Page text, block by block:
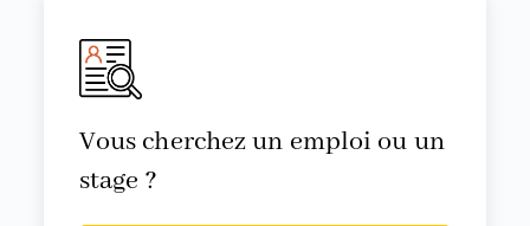
Vous cherchez un emploi ou un
stage ?